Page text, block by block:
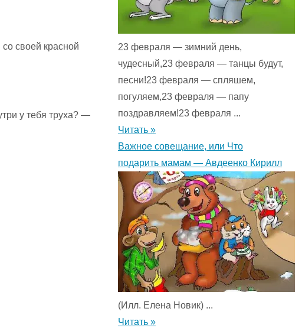
своей красной
у тебя труха? —
23 февраля — зимний день,
чудесный,23 февраля — танцы будут,
песни!23 февраля — спляшем,
погуляем,23 февраля — папу
поздравляем!23 февраля ...
Читать »
Важное совещание, или Что
подарить мамам — Авдеенко Кирилл
(Илл. Елена Новик) ...
Читать »